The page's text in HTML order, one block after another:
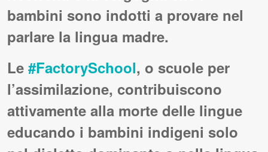
bambini sono indotti a provare nel
parlare la lingua madre.
Le #FactorySchool, o scuole per
l’assimilazione, contribuiscono
attivamente alla morte delle lingue
educando i bambini indigeni solo